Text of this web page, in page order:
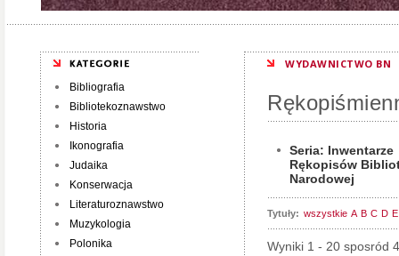
Bibliografia
Bibliotekoznawstwo
Historia
Ikonografia
Judaika
Konserwacja
Literaturoznawstwo
Muzykologia
Polonika
WYDAWNICTWO BN
Seria: Inwentarze
Rękopisów
Narodowej
Tytuły: wszystkie A B C D E
Wyniki 1 - 20 sposród